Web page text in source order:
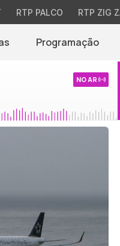
RTP PALCO RTP ZIG
Programação
NO AR